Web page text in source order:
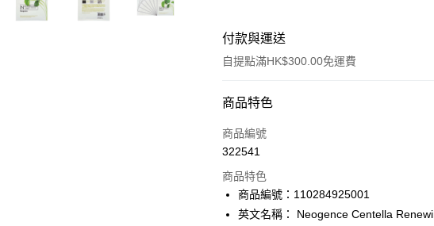
付款與運送
自提點滿HK$300.00免運費
付款方式
信用卡
AlipayHK
PayMe
商品特色
商品編號
322541
商品特色
商品編號：110284925001
英文名稱： Neogence Centella